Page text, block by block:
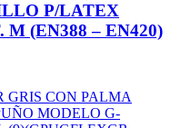
P/LATEX
(EN388 – EN420)